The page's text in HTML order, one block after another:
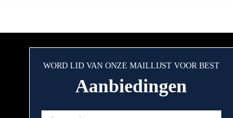
WORD LID VAN ONZE MAILLIJST VOOR BEST
Aanbiedingen